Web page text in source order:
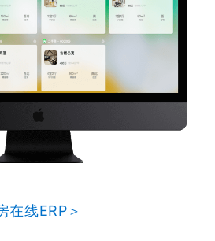
在线ERP＞